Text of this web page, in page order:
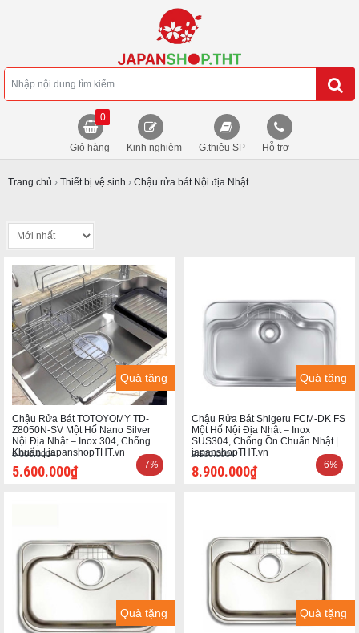
Giỏ hàng
0
Kinh nghiệm G.thiệu SP Hỗ trợ
Trang chủ › Thiết bị vệ sinh › Chậu rửa bát Nội địa Nhật
Quà tặng
Chậu Rửa Bát TOTOYOMY TD-
Z8050N-SV Một Hố Nano Silver
Nội Địa Nhật – Inox 304, Chống
Khuẩn | japanshopTHT.vn
6.000.000₫
5.600.000₫ -7%
Quà tặng
Chậu Rửa Bát Shigeru FCM-DK FS
Một Hố Nội Địa Nhật – Inox
SUS304, Chống Ồn Chuẩn Nhật |
japanshopTHT.vn
9.500.000₫
8.900.000₫ -6%
Quà tặng Quà tặng